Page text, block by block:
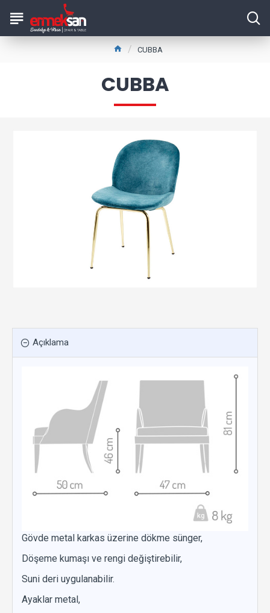
CUBBA
CUBBA
Açıklama
Gövde metal karkas üzerine dökme sünger,
Döşeme kumaşı ve rengi değiştirebilir,
Suni deri uygulanabilir.
Ayaklar metal,